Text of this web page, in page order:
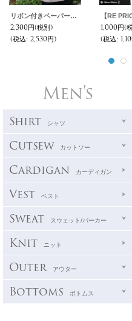
リボン付きペーパーブレードハット / Audience
2,300円(税別)
(税込: 2,530円)
1,000円(
(税込:
Men's
Shirt シャツ
Cutsew カットソー
Cardigan カーディガン
Vest ベスト
Sweat スウェット/パーカー
Knit ニット
Outer アウター
Bottoms ボトムス